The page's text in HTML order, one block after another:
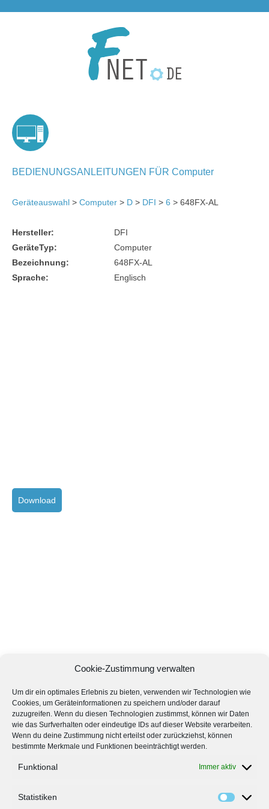
Cookie-Zustimmung verwalten
Um dir ein optimales Erlebnis zu bieten, verwenden wir Technologien wie
Cookies, um Geräteinformationen zu speichern und/oder darauf
zuzugreifen. Wenn du diesen Technologien zustimmst, können wir Daten
wie das Surfverhalten oder eindeutige IDs auf dieser Website verarbeiten.
Wenn du deine Zustimmung nicht erteilst oder zurückziehst, können
bestimmte Merkmale und Funktionen beeinträchtigt werden.
Funktional Immer aktiv
Statistiken
BEDIENUNGSANLEITUNGEN FÜR Computer
Geräteauswahl > Computer > D > DFI > 6 > 648FX-AL
Hersteller:
DFI
GeräteTyp:
Computer
Bezeichnung:
648FX-AL
Sprache:
Englisch
Download